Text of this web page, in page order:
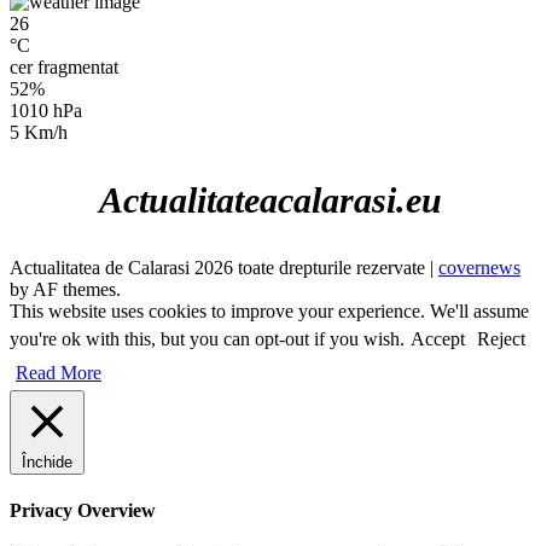
26
°C
cer fragmentat
52%
1010 hPa
5 Km/h
Actualitateacalarasi.eu
Actualitatea de Calarasi 2026 toate drepturile rezervate | covernews
by AF themes.
This website uses cookies to improve your experience. We'll assume
you're ok with this, but you can opt-out if you wish. Accept Reject
Read More
Închide
Privacy Overview